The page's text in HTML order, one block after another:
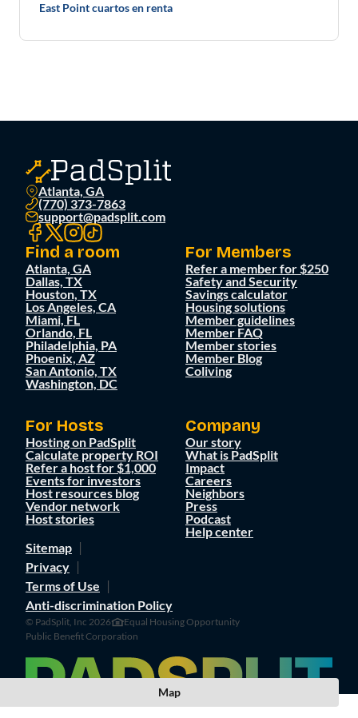
East Point cuartos en renta
Atlanta, GA
(770) 373-7863
support@padsplit.com
Find a room
Atlanta, GA
Dallas, TX
Houston, TX
Los Angeles, CA
Miami, FL
Orlando, FL
Philadelphia, PA
Phoenix, AZ
San Antonio, TX
Washington, DC
For Members
Refer a member for $250
Safety and Security
Savings calculator
Housing solutions
Member guidelines
Member FAQ
Member stories
Member Blog
Coliving
For Hosts
Hosting on PadSplit
Calculate property ROI
Refer a host for $1,000
Events for investors
Host resources blog
Vendor network
Host stories
Company
Our story
What is PadSplit
Impact
Careers
Neighbors
Press
Podcast
Help center
Sitemap
Privacy
Terms of Use
Anti-discrimination Policy
© PadSplit, Inc 2026
Equal Housing Opportunity
Public Benefit Corporation
Map